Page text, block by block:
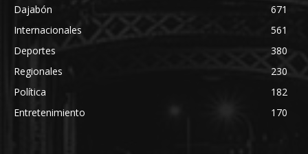
Dajabón
671
Internacionales
561
Deportes
380
Regionales
230
Política
182
Entretenimiento
170